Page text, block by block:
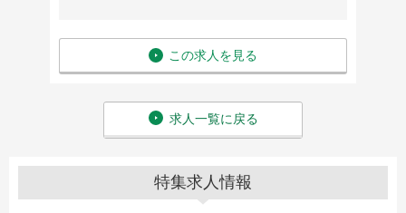
この求人を見る
求人一覧に戻る
特集求人情報